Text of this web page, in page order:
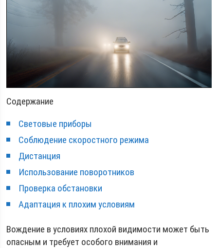
Содержание
Световые приборы
Соблюдение скоростного режима
Дистанция
Использование поворотников
Проверка обстановки
Адаптация к плохим условиям
Вождение в условиях плохой видимости может быть
опасным и требует особого внимания и